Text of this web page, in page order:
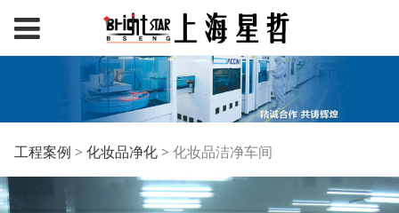
化妆品洁净车间
工程案例 > 化妆品净化> 化妆品洁净车间